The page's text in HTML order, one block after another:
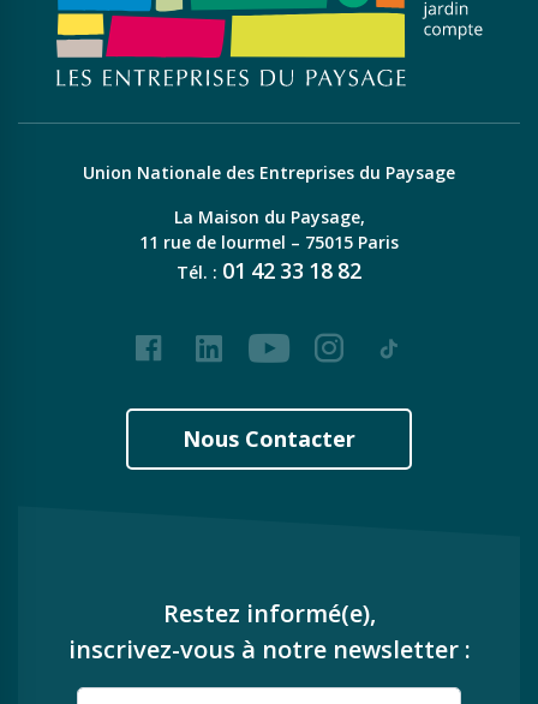
Union Nationale des Entreprises du Paysage
La Maison du Paysage,
11 rue de lourmel – 75015 Paris
Tél. : 01 42 33 18 82
FacebookLinkedInYoutubeInstagram
Tiktok
Nous Contacter
Restez informé(e),
inscrivez-vous à notre newsletter :